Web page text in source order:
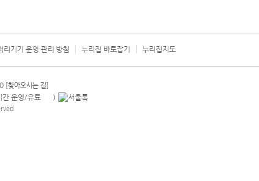
리기기 운영·관리 방침 누리집 바로잡기 누리집지도
[찾아오시는 길]
운영/유료 안내팝업 열기
)